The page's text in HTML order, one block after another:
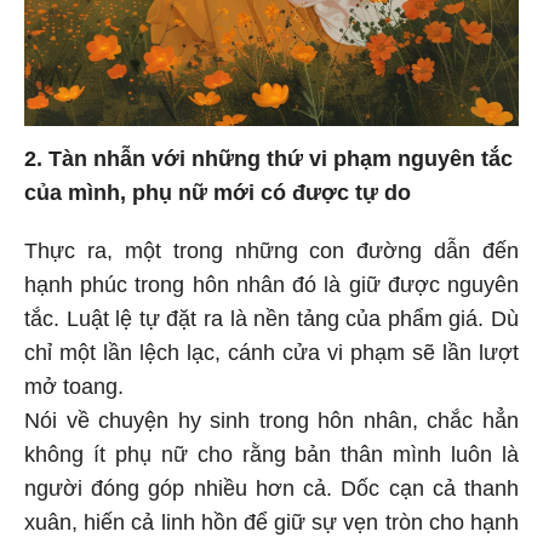
2. Tàn nhẫn với những thứ vi phạm nguyên tắc
của mình, phụ nữ mới có được tự do
Thực ra, một trong những con đường dẫn đến
hạnh phúc trong hôn nhân đó là giữ được nguyên
tắc. Luật lệ tự đặt ra là nền tảng của phẩm giá. Dù
chỉ một lần lệch lạc, cánh cửa vi phạm sẽ lần lượt
mở toang.
Nói về chuyện hy sinh trong hôn nhân, chắc hẳn
không ít phụ nữ cho rằng bản thân mình luôn là
người đóng góp nhiều hơn cả. Dốc cạn cả thanh
xuân, hiến cả linh hồn để giữ sự vẹn tròn cho hạnh